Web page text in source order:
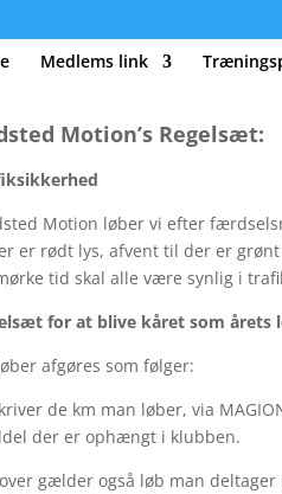
Medlems link
Motion’s Regelsæt:
Motion løber vi efter
er rødt lys, afvent til der er grønt
tid skal alle være synlig i
for at blive kåret som årets
afgøres som følger:
de km man løber, via
der er ophængt i klubben.
gælder også løb man